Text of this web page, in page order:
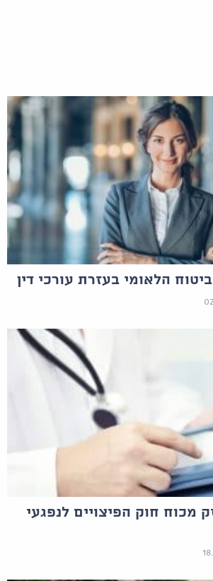
הלאומי בעזרת עורכי דין
מכוח חוק הפיצויים לנפגעי